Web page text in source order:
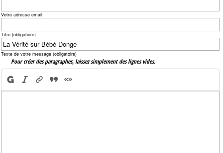
Votre adresse email
Titre (obligatoire)
Texte de votre message (obligatoire)
Pour créer des paragraphes, laissez simplement des lignes vides.